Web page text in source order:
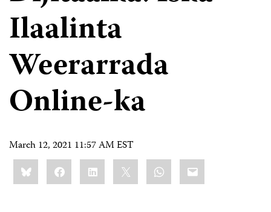
Ilaalinta
Weerarrada
Online-ka
March 12, 2021 11:57 AM EST
Share
this:BlueskyFacebookLinkedIn WhatsApp
Email